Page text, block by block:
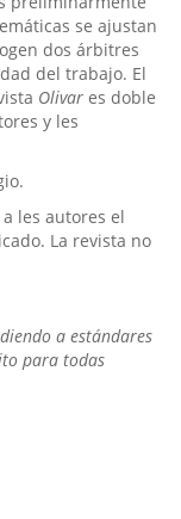
se ajustan
dos árbitres
del trabajo. El
Olivar es doble
y les
les autores el
La revista no
a estándares
para todas